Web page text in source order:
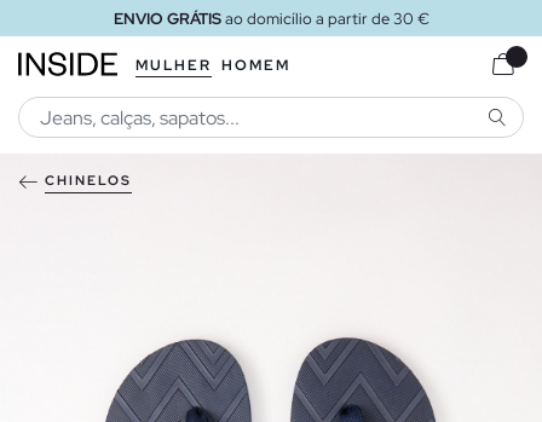
ENVIO GRÁTISao domicílio a partir de 30 €
MULHER HOMEM
CHINELOS